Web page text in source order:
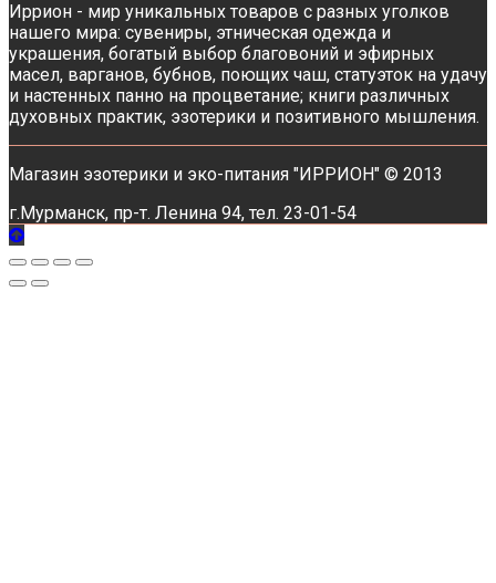
Иррион - мир уникальных товаров с разных уголков
нашего мира: сувениры, этническая одежда и
украшения, богатый выбор благовоний и эфирных
масел, варганов, бубнов, поющих чаш, статуэток на удачу
и настенных панно на процветание; книги различных
духовных практик, эзотерики и позитивного мышления.
Магазин эзотерики и эко-питания "ИРРИОН" © 2013
г.Мурманск, пр-т. Ленина 94, тел. 23-01-54